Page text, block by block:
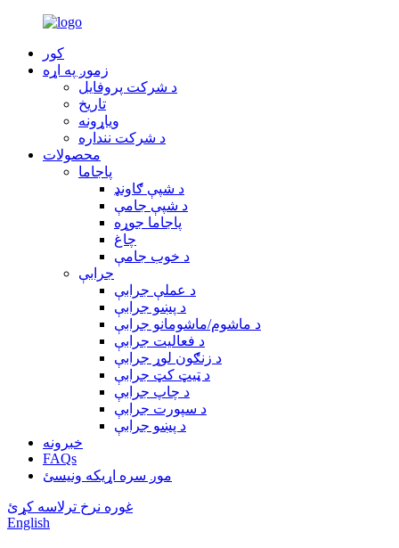
کور
زموږ په اړه
د شرکت پروفایل
تاریخ
وياړونه
د شرکت ننداره
محصولات
پاجاما
د شپې ګاونډ
د شپې جامې
پاجاما جوړه
چاغ
د خوب جامې
جرابې
د عملې جرابې
د پښو جرابې
د ماشوم/ماشومانو جرابې
د فعالیت جرابې
د زنګون لوړ جرابې
د ټیټ کټ جرابې
د چاپ جرابې
د سپورت جرابې
د پښو جرابې
خبرونه
FAQs
موږ سره اړیکه ونیسئ
غوره نرخ ترلاسه کړئ
English